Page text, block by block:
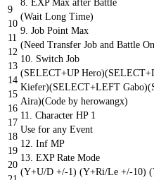
9
10
11
12
13
14
15
16
17
18
19
20
8. EXP Max after Battle
(Wait Long Time)
9. Job Point Max
(Need Transfer Job and Battle
10. Switch Job
(SELECT+UP Hero)(SELECT+
Kiefer)(SELECT+LEFT Gabo)(
Aira)(Code by herowangx)
11.
Character HP 1
Use for any Event
12. Inf MP
13. EXP Rate Mode
(Y+U/D +/-1 ) (Y+Ri/Le +/-10) (